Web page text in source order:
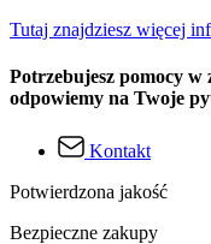
Tutaj znajdziesz więcej
Potrzebujesz pomocy w
odpowiemy na Twoje
Kontakt
Potwierdzona jakość
Bezpieczne zakupy